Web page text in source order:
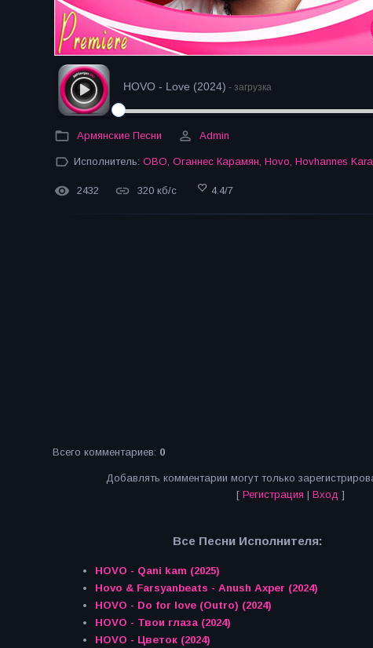
HOVO - Love (2024) - загрузка
Армянские Песни Admin
Исполнитель: ОВО Оганнес Карамян Hovo Hovhannes
2432 320 кб/с 4.4/7
Всего комментариев: 0
Добавлять комментарии могут только
[ Регистрация | Вход ]
Все Песни Исполнителя:
HOVO - Qani kam (2025)
Hovo & Farsyanbeats - Anush Axper (2024)
HOVO - Do for love (Outro) (2024)
HOVO - Твои глаза (2024)
HOVO - Цветок (2024)